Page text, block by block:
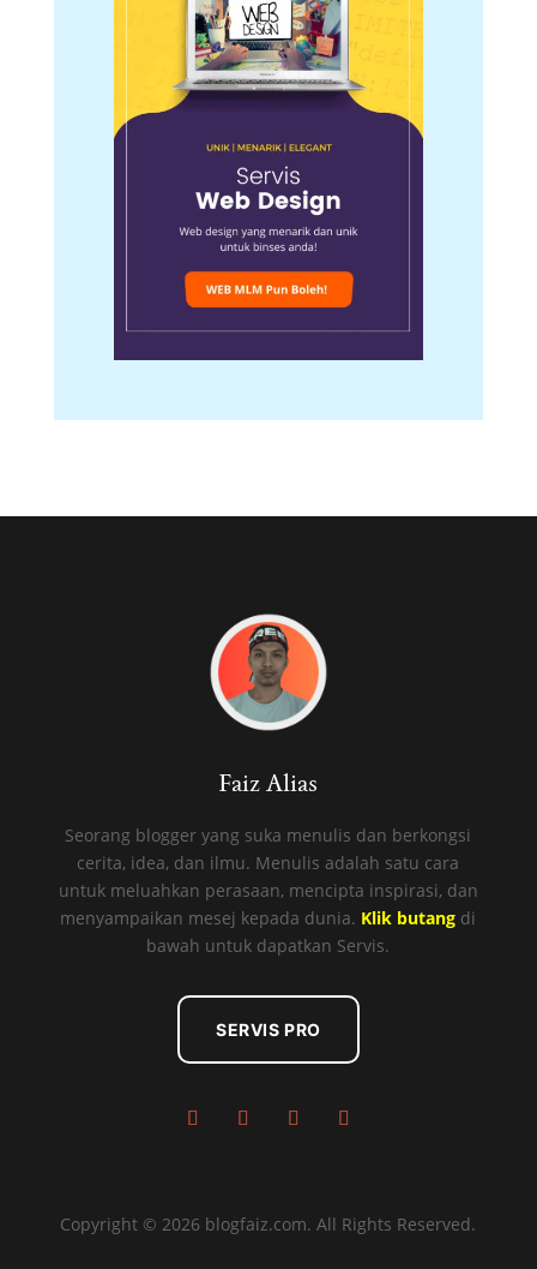
Faiz Alias
Seorang blogger yang suka menulis dan berkongsi
cerita, idea, dan ilmu. Menulis adalah satu cara
untuk meluahkan perasaan, mencipta inspirasi, dan
menyampaikan mesej kepada dunia. Klik butang di
bawah untuk dapatkan Servis.
SERVIS PRO
Copyright © 2026 blogfaiz.com. All Rights Reserved.